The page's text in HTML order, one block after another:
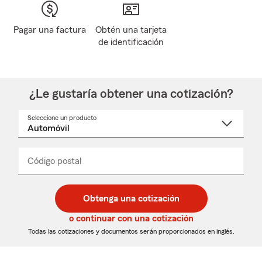
Pagar una factura
Obtén una tarjeta
de identificación
¿Le gustaría obtener una cotización?
Seleccione un producto
desplegable
Código postal
de
5
dígitos
de
5
dígitos
_____
Obtenga una cotización
o continuar con una cotización
Todas las cotizaciones y documentos serán proporcionados en inglés.